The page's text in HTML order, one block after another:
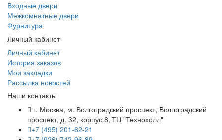
Входные двери
Межкомнатные двери
Фурнитура
Личный кабинет
Личный кабинет
История заказов
Мои закладки
Рассылка новостей
Наши контакты
г. Москва, м. Волгоградский проспект, Волгоградский
проспект, д. 32, корпус 8, ТЦ "Технохолл"
+7 (495) 201-62-21